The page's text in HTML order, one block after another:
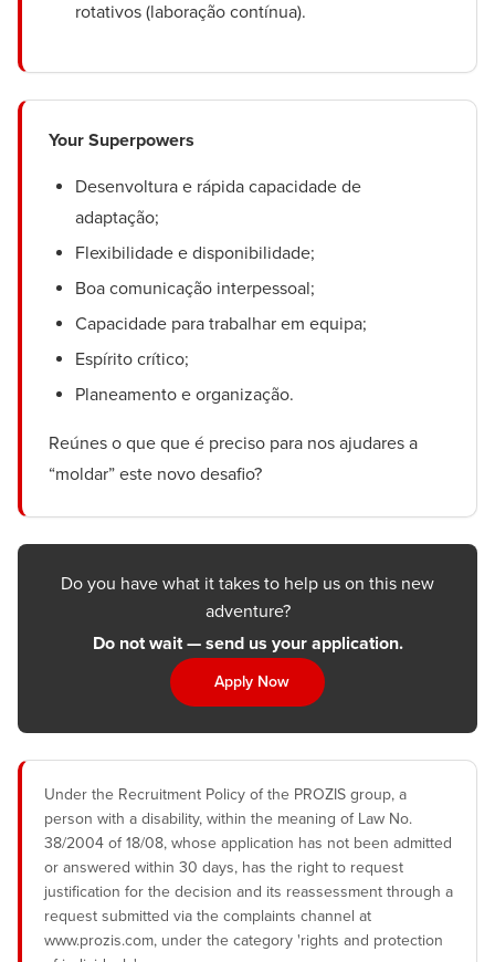
rotativos (laboração contínua).
Your Superpowers
Desenvoltura e rápida capacidade de
adaptação;
Flexibilidade e disponibilidade;
Boa comunicação interpessoal;
Capacidade para trabalhar em equipa;
Espírito crítico;
Planeamento e organização.
Reúnes o que que é preciso para nos ajudares a
“moldar” este novo desafio?
Do you have what it takes to help us on this new
adventure?
Do not wait — send us your application.
Apply Now
Under the Recruitment Policy of the PROZIS group, a
person with a disability, within the meaning of Law No.
38/2004 of 18/08, whose application has not been admitted
or answered within 30 days, has the right to request
justification for the decision and its reassessment through a
request submitted via the complaints channel at
www.prozis.com, under the category 'rights and protection